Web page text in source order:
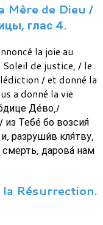
Mère de Dieu /
глас 4.
la joie au
de justice, / le
/ et donné la
a donné la vie
Де́во,/
Тебе́ бо возсия́
разруши́в кля́тву,
дарова́ нам
Résurrection.